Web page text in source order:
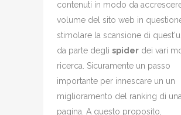
contenuti in modo da
volume del sito web in
stimolare la scansione di
da parte degli spider dei vari
ricerca. Sicuramente un passo
importante per innescare un un
miglioramento del ranking di una
pagina. A questo proposito,